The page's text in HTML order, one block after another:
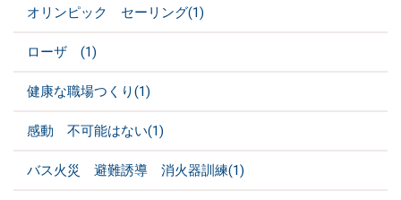
オリンピック セーリング(1)
ローザ (1)
健康な職場つくり(1)
感動 不可能はない(1)
バス火災 避難誘導 消火器訓練(1)